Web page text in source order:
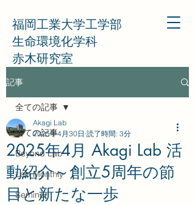
福岡工業大学工学部
生命環境化学科
赤木研究室
記事
全ての記事
Beyond Lab
Lab Monthly
Seminar
全ての記事
2025年4月 Akagi Lab 活
動紹介～創立5周年の節
目と新たな一歩
Akagi Lab
2025年4月30日 読了時間: 3分